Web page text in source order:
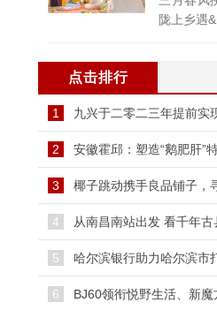
陇上乡遇
点击排行
九兴于二零二三年提前实
1
安徽霍邱：塑造“鹅肥肝”
2
椰子跳动携手良品铺子，
3
从南昌南站出发 看千年古
4
哈尔滨银行助力哈尔滨市
5
6